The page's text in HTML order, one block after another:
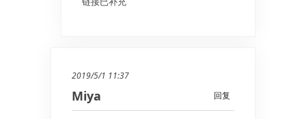
2019/5/1 11:37
回复
Miya